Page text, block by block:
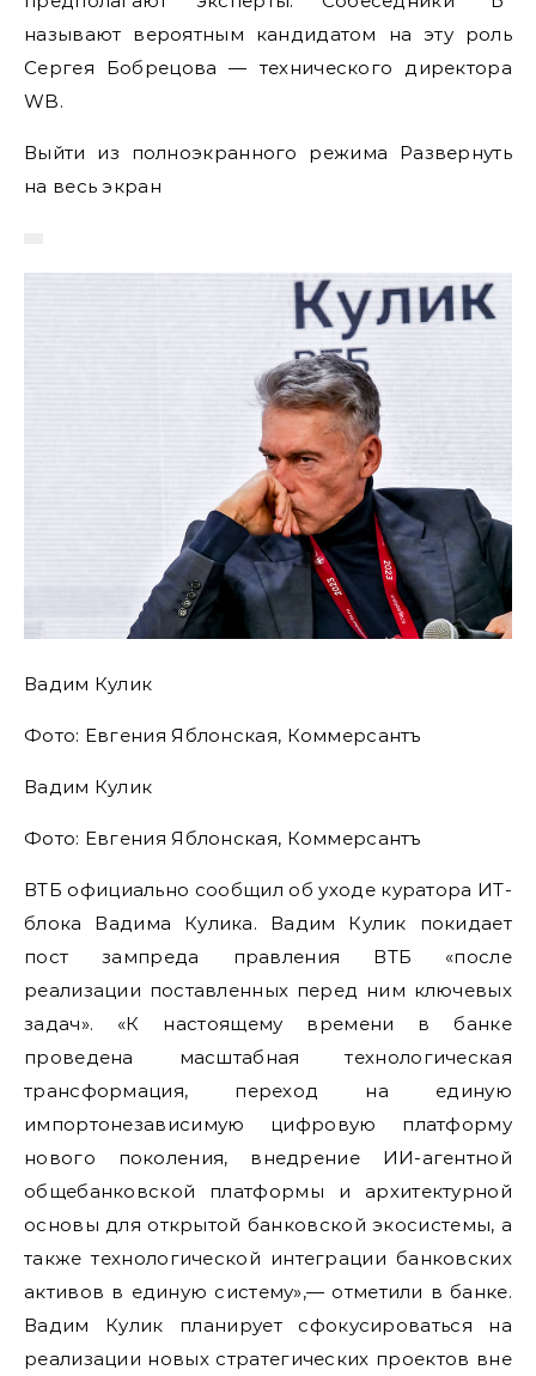
называют вероятным кандидатом на эту роль
Сергея Бобрецова — технического директора
WB.
Выйти из полноэкранного режима Развернуть
на весь экран
Вадим Кулик
Фото: Евгения Яблонская, Коммерсантъ
Вадим Кулик
Фото: Евгения Яблонская, Коммерсантъ
ВТБ официально сообщил об уходе куратора ИТ-
блока Вадима Кулика. Вадим Кулик покидает
пост зампреда правления ВТБ «после
реализации поставленных перед ним ключевых
задач». «К настоящему времени в банке
проведена масштабная технологическая
трансформация, переход на единую
импортонезависимую цифровую платформу
нового поколения, внедрение ИИ-агентной
общебанковской платформы и архитектурной
основы для открытой банковской экосистемы, а
также технологической интеграции банковских
активов в единую систему»,— отметили в банке.
Вадим Кулик планирует сфокусироваться на
реализации новых стратегических проектов вне